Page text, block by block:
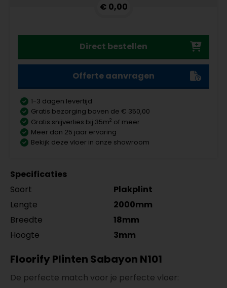
€ 0,00
Direct bestellen
Offerte aanvragen
1-3 dagen levertijd
Gratis bezorging boven de € 350,00
Gratis snijverlies bij 35m2 of meer
Meer dan 25 jaar ervaring
Bekijk deze vloer in onze showroom
Specificaties
Soort
Plakplint
Lengte
2000mm
Breedte
18mm
Hoogte
3mm
Floorify Plinten Sabayon N101
De perfecte match voor je perfecte vloer: